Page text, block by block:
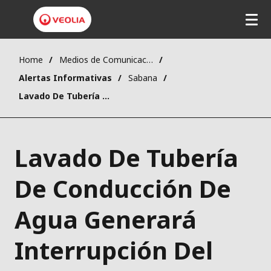
Home
Medios de Comunicación
Alertas Informativas
Sabana
Lavado De Tubería De Conducción De Agua Generará Interrupción Del Servicio En Sincelejo
Lavado De Tubería
De Conducción De
Agua Generará
Interrupción Del